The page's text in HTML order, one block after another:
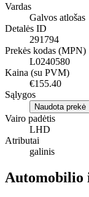
Vardas
Galvos atlošas
Detalės ID
291794
Prekės kodas (MPN)
L0240580
Kaina (su PVM)
€155.40
Sąlygos
Naudota prekė
Vairo padėtis
LHD
Atributai
galinis
Automobilio